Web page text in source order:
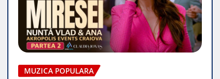
MUZICA POPULARA